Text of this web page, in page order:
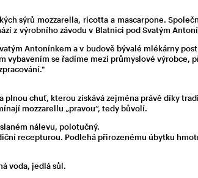
sýrů mozzarella, ricotta a mascarpone.
z výrobního závodu v Blatnici pod Svatým
Antonínkem a v budově bývalé mlékárny
vybavením se řadíme mezi průmyslové výrobce,
plnou chuť, kterou získává zejména právě díky
mozzarellu „pravou“, tedy bůvolí.
nálevu, polotučný.
recepturou. Podlehá přirozenému úbytku
voda, jedlá sůl.